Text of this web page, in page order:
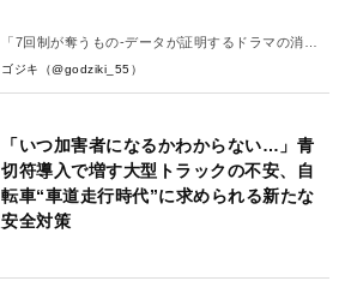
「7回制が奪うもの-データが証明するドラマの消
失-」
ゴジキ（@godziki_55）
「いつ加害者になるかわからない…」青
切符導入で増す大型トラックの不安、自
転車“車道走行時代”に求められる新たな
安全対策